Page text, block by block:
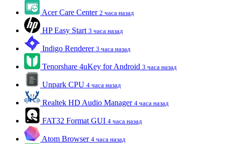
Acer Care Center 2 часа назад
HP Easy Start 3 часа назад
Indigo Renderer 3 часа назад
Tenorshare 4uKey for Android 3 часа назад
Unpark CPU 4 часа назад
Realtek HD Audio Manager 4 часа назад
FAT32 Format GUI 4 часа назад
Atom Browser 4 часа назад